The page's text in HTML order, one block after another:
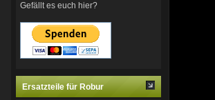
Gefällt es euch hier?
Ersatzteile für Robur